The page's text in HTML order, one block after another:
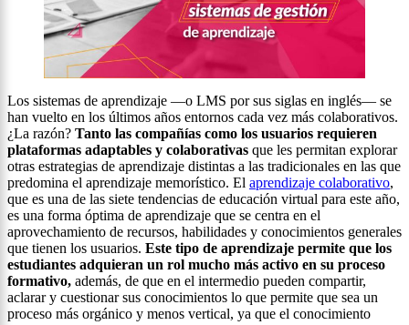
Los sistemas de aprendizaje —o LMS por sus siglas en inglés— se
han vuelto en los últimos años entornos cada vez más colaborativos.
¿La razón? Tanto las compañías como los usuarios requieren
plataformas adaptables y colaborativas que les permitan explorar
otras estrategias de aprendizaje distintas a las tradicionales en las que
predomina el aprendizaje memorístico. El aprendizaje colaborativo,
que es una de las siete tendencias de educación virtual para este año,
es una forma óptima de aprendizaje que se centra en el
aprovechamiento de recursos, habilidades y conocimientos generales
que tienen los usuarios. Este tipo de aprendizaje permite que los
estudiantes adquieran un rol mucho más activo en su proceso
formativo, además, de que en el intermedio pueden compartir,
aclarar y cuestionar sus conocimientos lo que permite que sea un
proceso más orgánico y menos vertical, ya que el conocimiento